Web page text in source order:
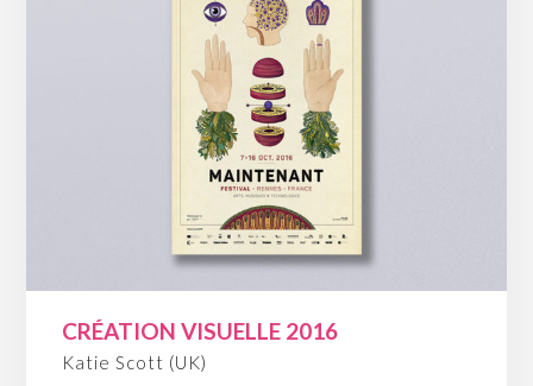
CRÉATION VISUELLE 2016
Katie Scott (UK)